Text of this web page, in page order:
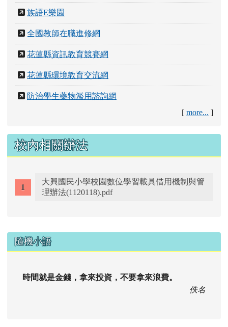
族語E樂園
全國教師在職進修網
花蓮縣資訊教育競賽網
花蓮縣環境教育交流網
防治學生藥物濫用諮詢網
[ more... ]
校內相關辦法
大興國民小學校園數位學習載具借用機制與管
理辦法(1120118).pdf
右邊區域內容
隨機小語
時間就是金錢，拿來投資，不要拿來浪費。
佚名